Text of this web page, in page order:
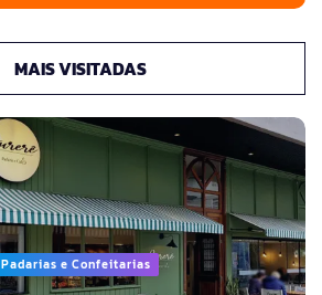
MAIS VISITADAS
Padarias e Confeitarias